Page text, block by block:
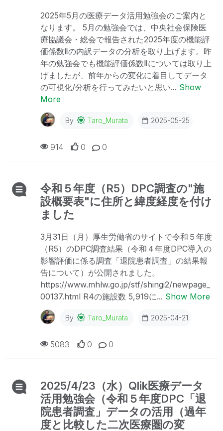
2025年5月の医療データ活用勉強会のご案内と
なります。 5月の勉強会では、中央社会保険医
療協議会・総会で報告された2025年度の機能評
価係数Ⅱの内訳データの分析を取り上げます。昨
年の勉強会でも機能評価係数Ⅱについては取り上
げましたが、前年からの変化に着目してデータ
の可視化/分析を行ってみたいと思い... Show
More
By Taro_Murata 2025-05-25
0
0
914
令和５年度（R5）DPC調査の"施
設概要表"に住所と緯度経度を付け
ました
3月31日（月）厚生労働省のサイトで令和５年度
（R5）のDPC調査結果（令和４年度DPC導入の
影響評価に係る調査「退院患者調査」の結果報
告について）が公開されました。
https://www.mhlw.go.jp/stf/shingi2/newpage_
00137.html R4の施設数 5,919に... Show More
By Taro_Murata 2025-04-21
0
0
5083
2025/4/23（水）Qlik医療データ
活用勉強会（令和５年度DPC「退
院患者調査」データの活用（過年
度と比較した二次医療圏の変